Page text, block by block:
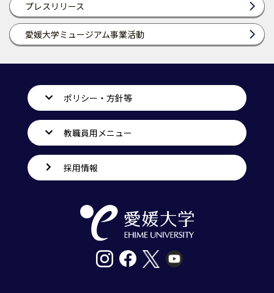
プレスリリース
愛媛大学ミュージアム事業活動
ポリシー・方針等
教職員用メニュー
採用情報